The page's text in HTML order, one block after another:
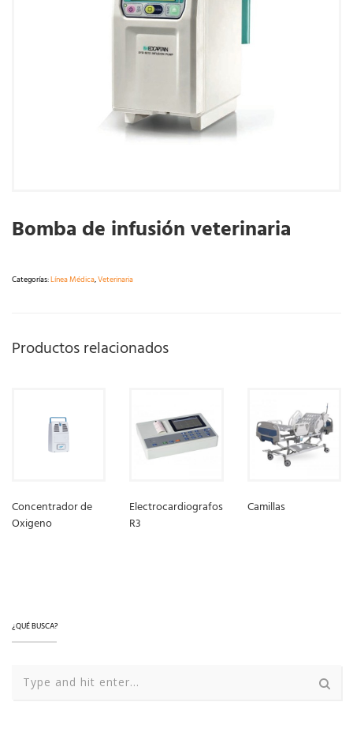
Bomba de infusión veterinaria
Categorías:Línea Médica,Veterinaria
Productos relacionados
Concentrador de
Oxigeno
Electrocardiografos
R3
Camillas
¿QUÉ BUSCA?